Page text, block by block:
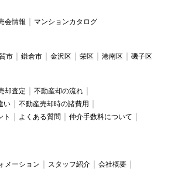
会情報 マンションカタログ
市 鎌倉市 金沢区 栄区 港南区 磯子区
却査定
不動産却の流れ
い
不動産売却時の諸費用
ト
よくある質問
仲介手数料について
メーション スタッフ紹介
会社概要